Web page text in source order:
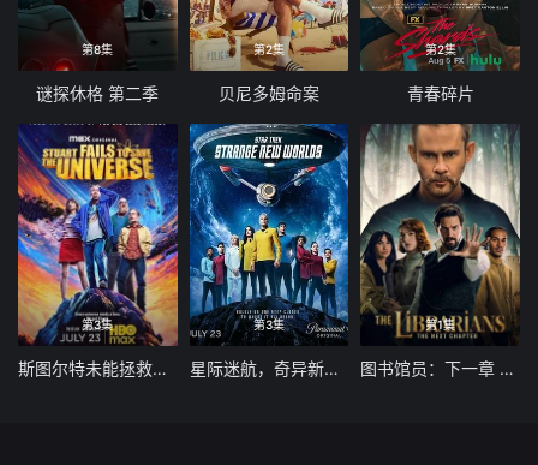
第8集
谜探休格 第二季
第2集
贝尼多姆命案
第2集
青春碎片
第3集
斯图尔特未能拯救宇宙
第3集
星际迷航，奇异新世界第四季
第1集
图书馆员：下一章 第二季